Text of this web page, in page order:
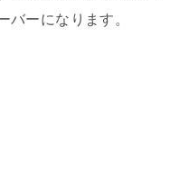
バーになります。